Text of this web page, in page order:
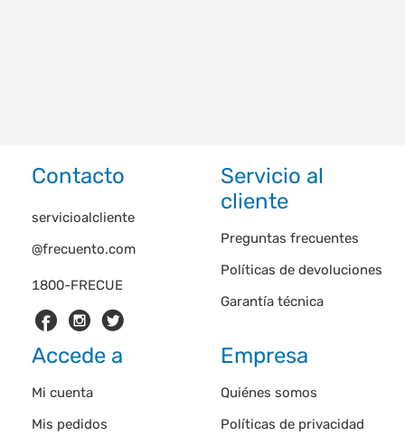
Contacto
1800-FRECUE
servicioalcliente
@frecuento.com
Servicio al
cliente
Preguntas frecuentes
Políticas de devoluciones
Garantía técnica
Accede a
Mi cuenta
Mis pedidos
Empresa
Quiénes somos
Políticas de privacidad